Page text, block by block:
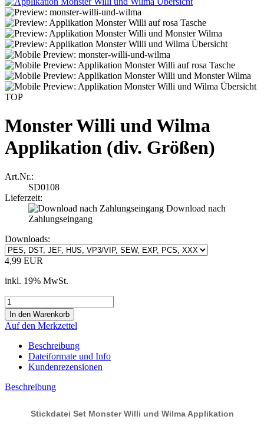
TOP
Monster Willi und Wilma
Applikation (div. Größen)
Art.Nr.:
SD0108
Lieferzeit:
Download nach
Zahlungseingang
Downloads:
4,99 EUR
inkl. 19% MwSt.
Auf den Merkzettel
Beschreibung
Dateiformate und Info
Kundenrezensionen
Beschreibung
Stickdatei Set Monster Willi und Wilma Applikation